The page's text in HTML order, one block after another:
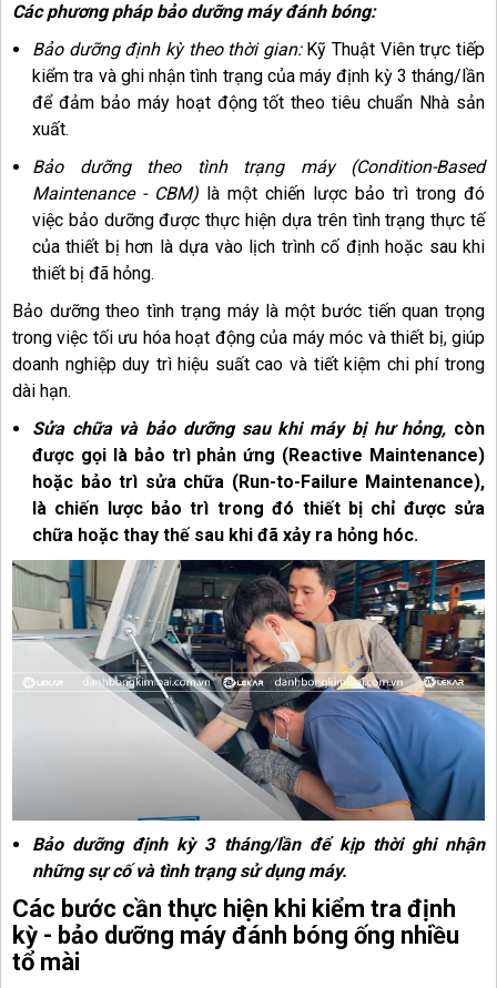
Các phương pháp bảo dưỡng máy đánh bóng:
Bảo dưỡng định kỳ theo thời gian: Kỹ Thuật Viên trực tiếp
kiểm tra và ghi nhận tình trạng của máy định kỳ 3 tháng/lần
để đảm bảo máy hoạt động tốt theo tiêu chuẩn Nhà sản
xuất.
Bảo dưỡng theo tình trạng máy (Condition-Based
Maintenance - CBM) là một chiến lược bảo trì trong đó
việc bảo dưỡng được thực hiện dựa trên tình trạng thực tế
của thiết bị hơn là dựa vào lịch trình cố định hoặc sau khi
thiết bị đã hỏng.
Bảo dưỡng theo tình trạng máy là một bước tiến quan trọng
trong việc tối ưu hóa hoạt động của máy móc và thiết bị, giúp
doanh nghiệp duy trì hiệu suất cao và tiết kiệm chi phí trong
dài hạn.
Sửa chữa và bảo dưỡng sau khi máy bị hư hỏng, còn
được gọi là bảo trì phản ứng (Reactive Maintenance)
hoặc bảo trì sửa chữa (Run-to-Failure Maintenance),
là chiến lược bảo trì trong đó thiết bị chỉ được sửa
chữa hoặc thay thế sau khi đã xảy ra hỏng hóc.
Bảo dưỡng định kỳ 3 tháng/lần để kịp thời ghi nhận
những sự cố và tình trạng sử dụng máy.
Các bước cần thực hiện khi kiểm tra định
kỳ - bảo dưỡng máy đánh bóng ống nhiều
tổ mài